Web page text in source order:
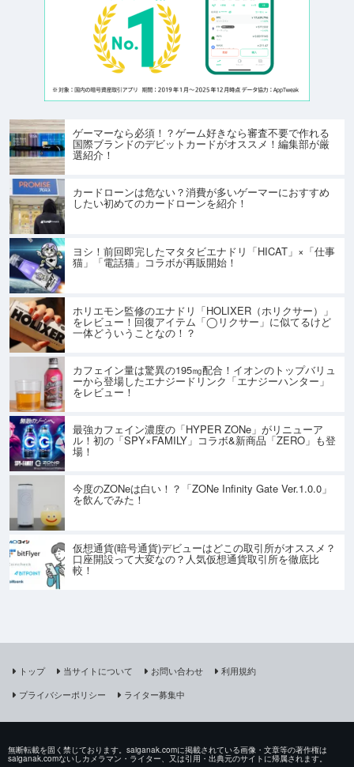
ゲーマーなら必須！？ゲーム好きなら審査不要で作れる
国際ブランドのデビットカードがオススメ！編集部が厳
選紹介！
カードローンは危ない？消費が多いゲーマーにおすすめ
したい初めてのカードローンを紹介！
ヨシ！前回即完したマタタビエナドリ「HICAT」×「仕事
猫」「電話猫」コラボが再販開始！
ホリエモン監修のエナドリ「HOLIXER（ホリクサー）」
をレビュー！回復アイテム「◯リクサー」に似てるけど
一体どういうことなの！？
カフェイン量は驚異の195㎎配合！イオンのトップバリュ
ーから登場したエナジードリンク「エナジーハンター」
をレビュー！
最強カフェイン濃度の「HYPER ZONe」がリニューア
ル！初の「SPY×FAMILY」コラボ&新商品「ZERO」も登
場！
今度のZONeは白い！？「ZONe Infinity Gate Ver.1.0.0」
を飲んでみた！
仮想通貨(暗号通貨)デビューはどこの取引所がオススメ？
口座開設って大変なの？人気仮想通貨取引所を徹底比
較！
トップ 当サイトについて お問い合わせ
利用規約
プライバシーポリシー
ライター募集中
無断転載を固く禁じております。saiganak.comに掲載されている画像・文章等の著作権は
saiganak.comないしカメラマン・ライター、又は引用・出典元のサイトに帰属されます。